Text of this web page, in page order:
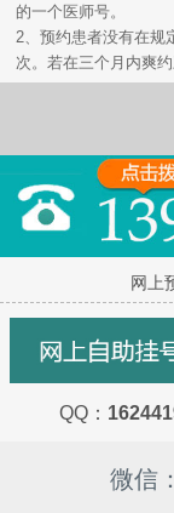
的一个医师号。
2、预约患者没有在规
次。若在三个月内爽约
网上
QQ：
微信